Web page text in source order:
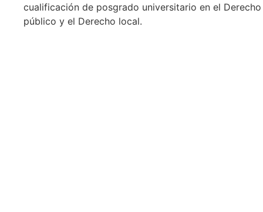
cualificación de posgrado universitario en el Derecho
público y el Derecho local.